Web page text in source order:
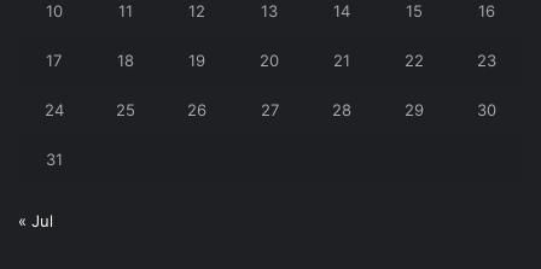
10 11 12 13 14 15 16
17 18 19 20 21 22 23
24 25 26 27 28 29 30
31
« Jul